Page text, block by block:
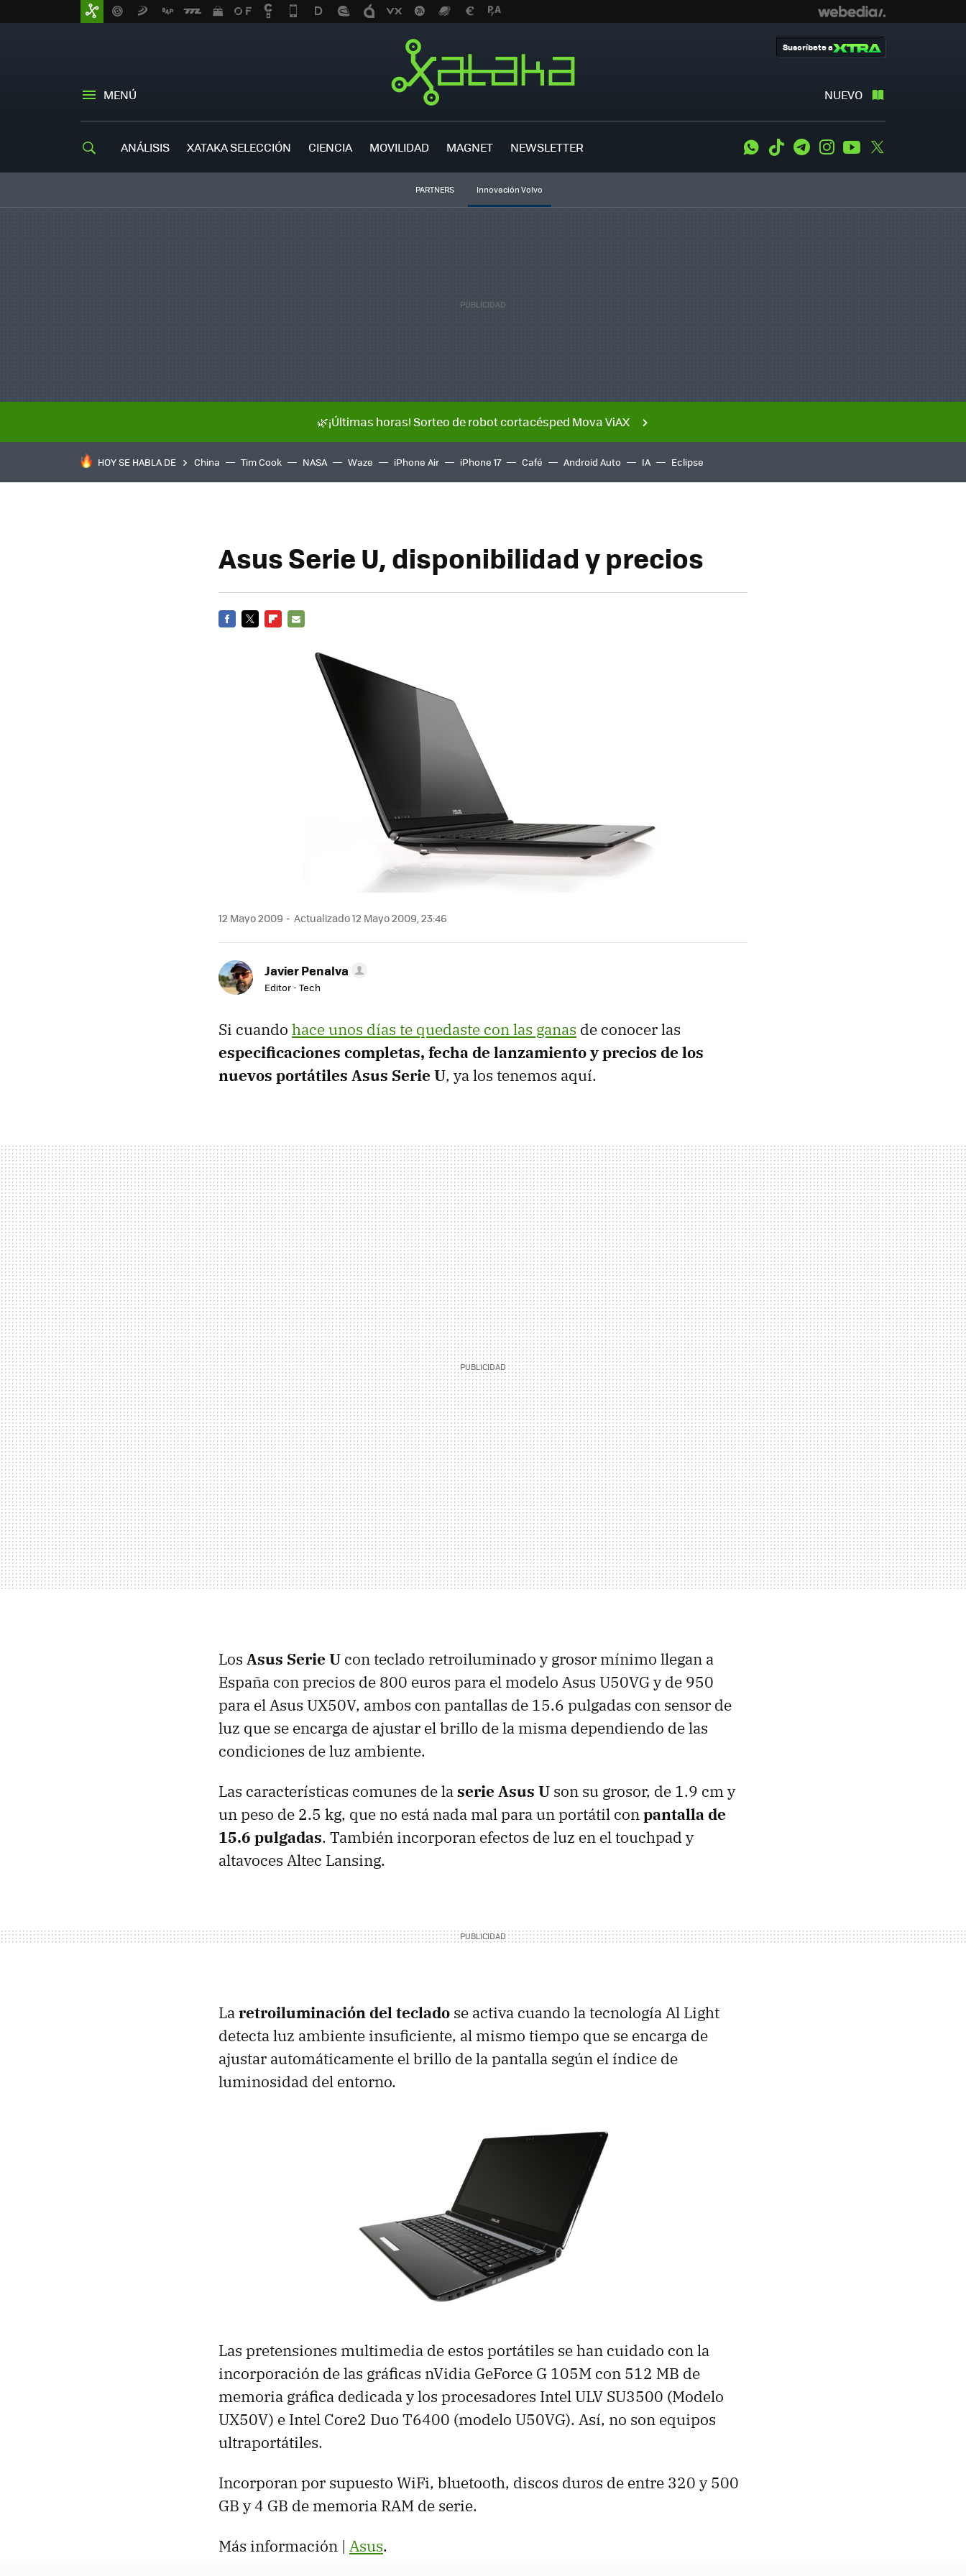
MENÚ NUEVO
Suscríbete a
ANÁLISIS XATAKA SELECCIÓN CIENCIA MOVILIDAD MAGNET NEWSLETTER WhatsApp
Tiktok TelegramInstagramYoutube
PARTNERS Innovación Volvo
🌿¡Últimas horas! Sorteo de robot cortacésped Mova ViAX
HOY SE HABLA DE China Tim Cook NASA Waze iPhone Air iPhone 17 Café Android Auto IA Eclipse
Asus Serie U, disponibilidad y precios
12 Mayo 2009 Actualizado 12 Mayo 2009, 23:46
Javier Penalva
Editor - Tech
Si cuando hace unos días te quedaste con las ganas de conocer las
especificaciones completas, fecha de lanzamiento y precios de los
nuevos portátiles Asus Serie U, ya los tenemos aquí.
Los Asus Serie U con teclado retroiluminado y grosor mínimo llegan a
España con precios de 800 euros para el modelo Asus U50VG y de 950
para el Asus UX50V, ambos con pantallas de 15.6 pulgadas con sensor de
luz que se encarga de ajustar el brillo de la misma dependiendo de las
condiciones de luz ambiente.
Las características comunes de laserie Asus U son su grosor, de 1.9 cm y
un peso de 2.5 kg, que no está nada mal para un portátil conpantalla de
15.6 pulgadas. También incorporan efectos de luz en el touchpad y
altavoces Altec Lansing.
Laretroiluminación del teclado se activa cuando la tecnología Al Light
detecta luz ambiente insuficiente, al mismo tiempo que se encarga de
ajustar automáticamente el brillo de la pantalla según el índice de
luminosidad del entorno.
Las pretensiones multimedia de estos portátiles se han cuidado con la
incorporación de las gráficas nVidia GeForce G 105M con 512 MB de
memoria gráfica dedicada y los procesadores Intel ULV SU3500 (Modelo
UX50V) e Intel Core2 Duo T6400 (modelo U50VG). Así, no son equipos
ultraportátiles.
Incorporan por supuesto WiFi, bluetooth, discos duros de entre 320 y 500
GB y 4 GB de memoria RAM de serie.
Más información | Asus.